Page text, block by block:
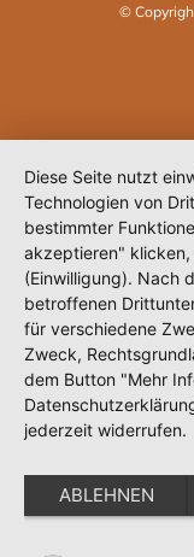
©
Diese Seite nutzt
Technologien von
bestimmter
akzeptieren"
(Einwilligung). Nach
betroffenen
für verschiedene
Zweck,
dem Button "Mehr
jederzeit widerrufen.
ABLEHNEN